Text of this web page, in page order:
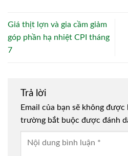
Giá thịt lợn và gia cầm giảm
góp phần hạ nhiệt CPI tháng
7
Trả lời
Email của bạn sẽ không
trường bắt buộc được đánh